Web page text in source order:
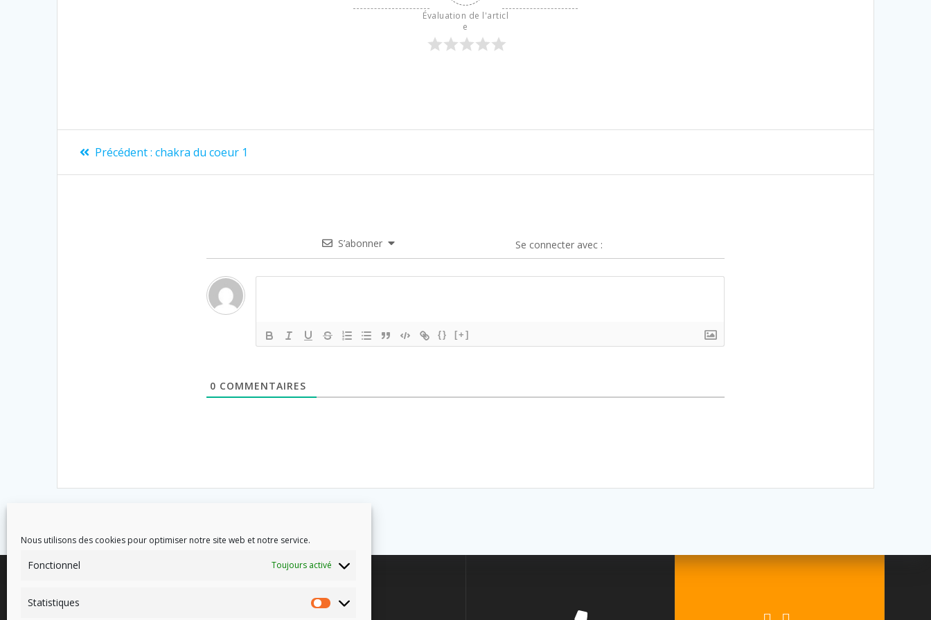
Nous utilisons des cookies pour optimiser notre site web et notre service.
Fonctionnel Toujours activé
Statistiques
Évaluation de l'articl
e
Précédent : chakra du coeur 1
S’abonner Se connecter avec :
{} [+]
0 COMMENTAIRES